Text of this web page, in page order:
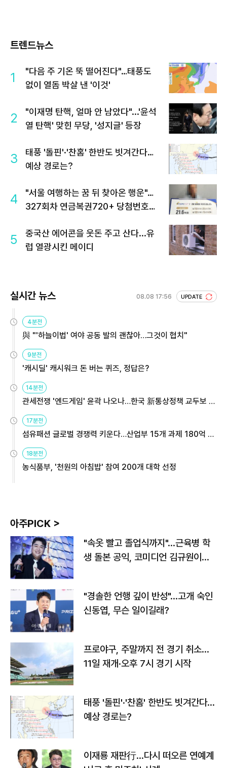
트렌드뉴스
1
"다음 주 기온 뚝 떨어진다"…태풍도
없이 열돔 박살 낸 '이것'
2
"이재명 탄핵, 얼마 안 남았다"...'윤석
열 탄핵' 맞힌 무당, '성지글' 등장
3
태풍 '돌핀'·'찬홈' 한반도 빗겨간다…
예상 경로는?
4
"서울 여행하는 꿈 뒤 찾아온 행운"…
327회차 연금복권720+ 당첨번호조
5
중국산 에어콘을 웃돈 주고 산다...유
럽 열광시킨 메이디
실시간 뉴스 08.08 17:56 UPDATE
4분전
與 "'하늘이법' 여야 공동 발의 괜찮아…그것이 협치"
9분전
'캐시딜' 캐시워크 돈 버는 퀴즈, 정답은?
14분전
관세전쟁 '엔드게임' 윤곽 나오나…한국 新통상정책 교두보 활
17분전
섬유패션 글로벌 경쟁력 키운다…산업부 15개 과제 180억 지
18분전
농식품부, '천원의 아침밥' 참여 200개 대학 선정
아주PICK >
"속옷 빨고 졸업식까지"…근육병 학
생 돌본 공익, 코미디언 김규원이었
"경솔한 언행 깊이 반성"…고개 숙인
신동엽, 무슨 일이길래?
프로야구, 주말까지 전 경기 취소…
11일 재개·오후 7시 경기 시작
태풍 '돌핀'·'찬홈' 한반도 빗겨간다…
예상 경로는?
이재룡 재판行…다시 떠오른 연예계